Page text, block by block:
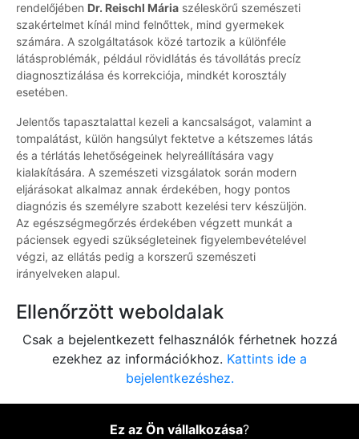
rendelőjében Dr. Reischl Mária széleskörű szemészeti
szakértelmet kínál mind felnőttek, mind gyermekek
számára. A szolgáltatások közé tartozik a különféle
látásproblémák, például rövidlátás és távollátás precíz
diagnosztizálása és korrekciója, mindkét korosztály
esetében.
Jelentős tapasztalattal kezeli a kancsalságot, valamint a
tompalátást, külön hangsúlyt fektetve a kétszemes látás
és a térlátás lehetőségeinek helyreállítására vagy
kialakítására. A szemészeti vizsgálatok során modern
eljárásokat alkalmaz annak érdekében, hogy pontos
diagnózis és személyre szabott kezelési terv készüljön.
Az egészségmegőrzés érdekében végzett munkát a
páciensek egyedi szükségleteinek figyelembevételével
végzi, az ellátás pedig a korszerű szemészeti
irányelveken alapul.
Ellenőrzött weboldalak
Csak a bejelentkezett felhasználók férhetnek hozzá
ezekhez az információkhoz. Kattints ide a
bejelentkezéshez.
Ez az Ön vállalkozása?